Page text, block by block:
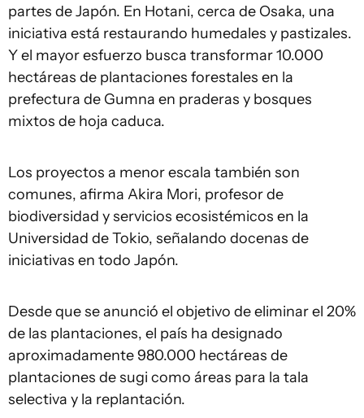
partes de Japón. En Hotani, cerca de Osaka, una
iniciativa está restaurando humedales y pastizales.
Y el mayor esfuerzo busca transformar 10.000
hectáreas de plantaciones forestales en la
prefectura de Gumna en praderas y bosques
mixtos de hoja caduca.
Los proyectos a menor escala también son
comunes, afirma Akira Mori, profesor de
biodiversidad y servicios ecosistémicos en la
Universidad de Tokio, señalando docenas de
iniciativas en todo Japón.
Desde que se anunció el objetivo de eliminar el 20%
de las plantaciones, el país ha designado
aproximadamente 980.000 hectáreas de
plantaciones de sugi como áreas para la tala
selectiva y la replantación.